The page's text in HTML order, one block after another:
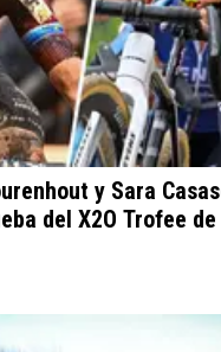
y Sara
del X2O Trofee de